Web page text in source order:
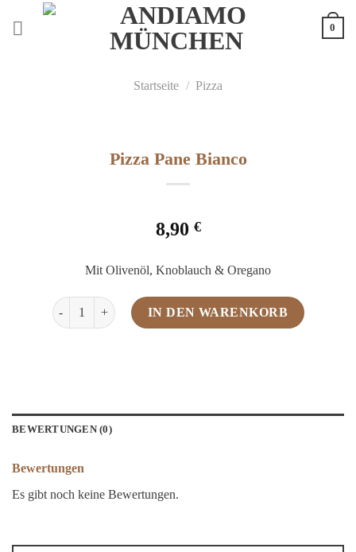
0
Startseite / Pizza
Pizza Pane Bianco
8,90 €
Mit Olivenöl, Knoblauch & Oregano
Pizza Pane Bianco Menge
IN DEN WARENKORB
BEWERTUNGEN (0)
Bewertungen
Es gibt noch keine Bewertungen.